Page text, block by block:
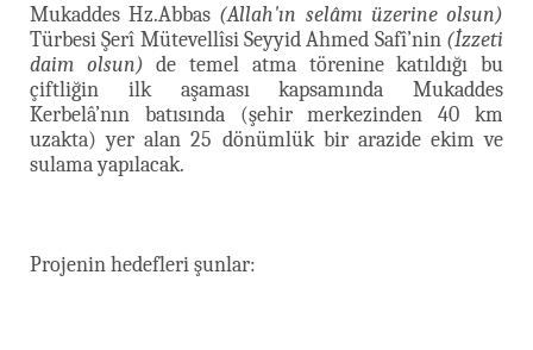
Mukaddes Hz.Abbas (Allah'ın selâmı üzerine olsun)
Türbesi Şerî Mütevellîsi Seyyid Ahmed Safî’nin (İzzeti
daim olsun) de temel atma törenine katıldığı bu
çiftliğin ilk aşaması kapsamında Mukaddes
Kerbelâ’nın batısında (şehir merkezinden 40 km
uzakta) yer alan 25 dönümlük bir arazide ekim ve
sulama yapılacak.
Projenin hedefleri şunlar: